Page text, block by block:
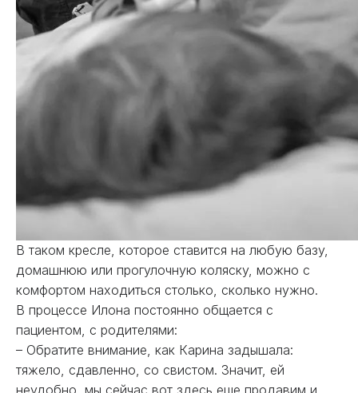
В таком кресле, которое ставится на любую базу,
домашнюю или прогулочную коляску, можно с
комфортом находиться столько, сколько нужно.
В процессе Илона постоянно общается с
пациентом, с родителями:
– Обратите внимание, как Карина задышала:
тяжело, сдавленно, со свистом. Значит, ей
неудобно, мы сейчас вот здесь еще продавим и